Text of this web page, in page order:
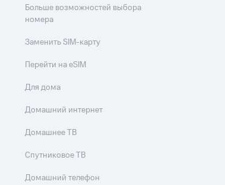
Больше возможностей выбора
номера
Заменить SIM-карту
Перейти на eSIM
Для дома
Домашний интернет
Домашнее ТВ
Спутниковое ТВ
Домашний телефон